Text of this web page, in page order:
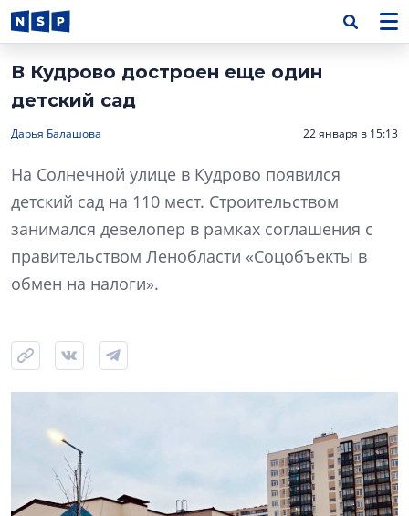
В Кудрово достроен еще один
детский сад
Дарья Балашова 22 января в 15:13
На Солнечной улице в Кудрово появился
детский сад на 110 мест. Строительством
занимался девелопер в рамках соглашения с
правительством Ленобласти «Соцобъекты в
обмен на налоги».